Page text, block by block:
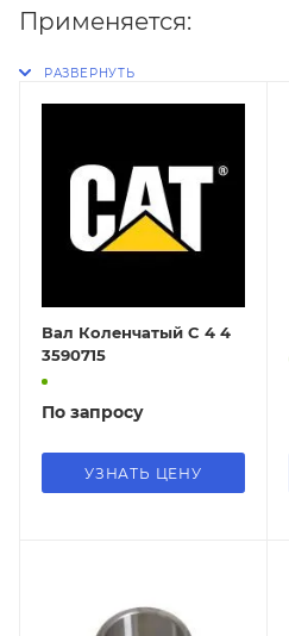
Применяется:
Вал Коленчатый C 4 4
3590715
По запросу
УЗНАТЬ ЦЕНУ